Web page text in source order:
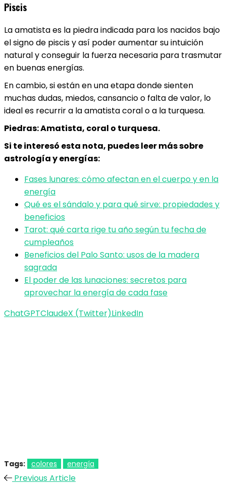
Piscis
La amatista es la piedra indicada para los nacidos bajo
el signo de piscis y así poder aumentar su intuición
natural y conseguir la fuerza necesaria para trasmutar
en buenas energías.
En cambio, si están en una etapa donde sienten
muchas dudas, miedos, cansancio o falta de valor, lo
ideal es recurrir a la amatista coral o a la turquesa.
Piedras: Amatista, coral o turquesa.
Si te interesó esta nota, puedes leer más sobre
astrología y energías:
Fases lunares: cómo afectan en el cuerpo y en la
energía
Qué es el sándalo y para qué sirve: propiedades y
beneficios
Tarot: qué carta rige tu año según tu fecha de
cumpleaños
Beneficios del Palo Santo: usos de la madera
sagrada
El poder de las lunaciones: secretos para
aprovechar la energía de cada fase
ChatGPTClaudeX (Twitter)LinkedIn
Tags: colores energía
Previous Article